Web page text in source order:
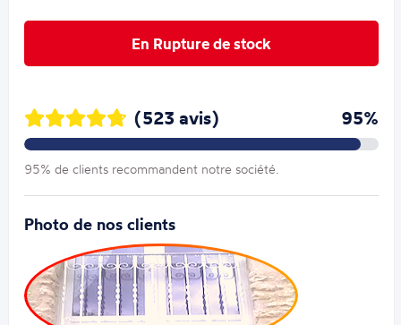
En Rupture de stock
(523 avis) 95%
95% de clients recommandent notre société.
Photo de nos clients